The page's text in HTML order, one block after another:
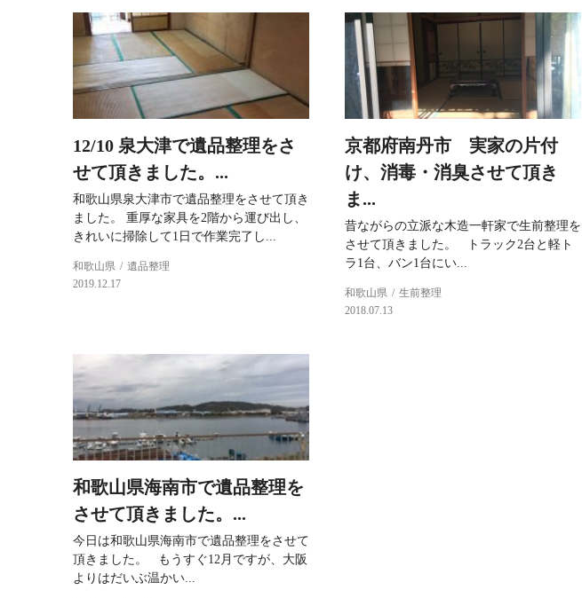
12/10 泉大津で遺品整理をさ
せて頂きました。...
和歌山県泉大津市で遺品整理をさせて頂き
ました。 重厚な家具を2階から運び出し、
きれいに掃除して1日で作業完了し...
和歌山県
遺品整理
2019.12.17
京都府南丹市 実家の片付
け、消毒・消臭させて頂き
ま...
昔ながらの立派な木造一軒家で生前整理を
させて頂きました。 トラック2台と軽ト
ラ1台、バン1台にい...
和歌山県
生前整理
2018.07.13
和歌山県海南市で遺品整理を
させて頂きました。...
今日は和歌山県海南市で遺品整理をさせて
頂きました。 もうすぐ12月ですが、大阪
よりはだいぶ温かい...